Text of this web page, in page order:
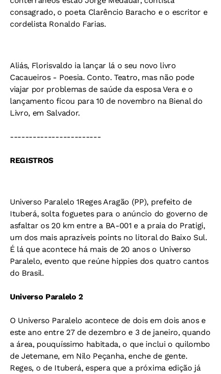
consagrado, o poeta Clarêncio Baracho e o escritor e
cordelista Ronaldo Farias.
Aliás, Florisvaldo ia lançar lá o seu novo livro
Cacaueiros - Poesia. Conto. Teatro, mas não pode
viajar por problemas de saúde da esposa Vera e o
lançamento ficou para 10 de novembro na Bienal do
Livro, em Salvador.
------------------------
REGISTROS
Universo Paralelo 1Reges Aragão (PP), prefeito de
Ituberá, solta foguetes para o anúncio do governo de
asfaltar os 20 km entre a BA-001 e a praia do Pratigi,
um dos mais aprazíveis points no litoral do Baixo Sul.
É lá que acontece há mais de 20 anos o Universo
Paralelo, evento que reúne hippies dos quatro cantos
do Brasil.
Universo Paralelo 2
O Universo Paralelo acontece de dois em dois anos e
este ano entre 27 de dezembro e 3 de janeiro, quando
a área, pouquíssimo habitada, o que inclui o quilombo
de Jetemane, em Nilo Peçanha, enche de gente.
Reges, o de Ituberá, espera que a próxima edição já